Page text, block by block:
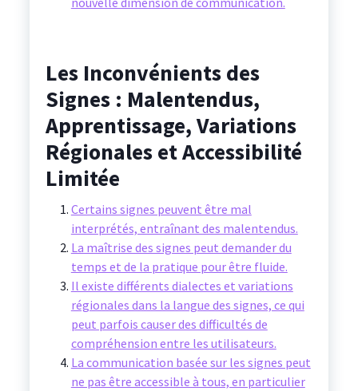
Les Inconvénients des
Signes : Malentendus,
Apprentissage, Variations
Régionales et Accessibilité
Limitée
Certains signes peuvent être mal
interprétés, entraînant des malentendus.
La maîtrise des signes peut demander du
temps et de la pratique pour être fluide.
Il existe différents dialectes et variations
régionales dans la langue des signes, ce qui
peut parfois causer des difficultés de
compréhension entre les utilisateurs.
La communication basée sur les signes peut
ne pas être accessible à tous, en particulier